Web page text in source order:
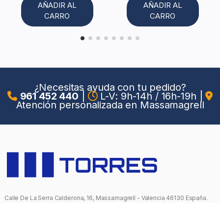
AÑADIR AL
CARRO
AÑADIR AL
CARRO
¿Necesitas ayuda con tu pedido?
961 452 440 L-V: 9h-14h / 16h-19h
Atención personalizada en Massamagrell
Calle De La Serra Calderona, 16, Massamagrell - Valencia 46130 España.